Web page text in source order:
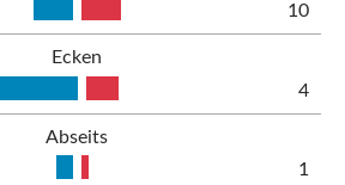
10
Ecken
4
Abseits
1